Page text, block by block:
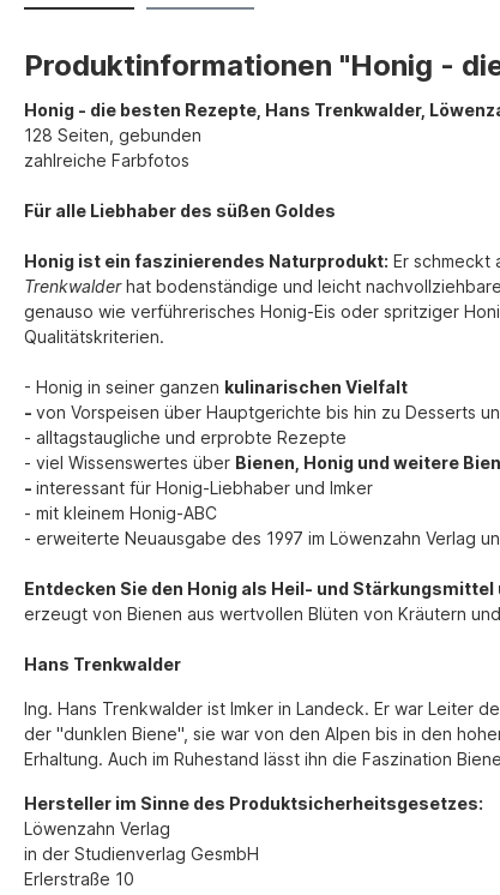
Produktinformationen "Honig -
Honig - die besten Rezepte, Hans Trenkwalder,
128 Seiten, gebunden
zahlreiche Farbfotos
Für alle Liebhaber des süßen Goldes
Honig ist ein faszinierendes Naturprodukt: Er schmeckt
Trenkwalderhat bodenständige und leicht
genauso wie verführerisches Honig-Eis oder spritziger
Qualitätskriterien.
- Honig in seiner ganzen kulinarischen Vielfalt
- von Vorspeisen über Hauptgerichte bis hin zu Desserts
- alltagstaugliche und erprobte Rezepte
- viel Wissenswertes über Bienen, Honig und weitere
- interessant für Honig-Liebhaber und Imker
- mit kleinem Honig-ABC
- erweiterte Neuausgabe des 1997 im Löwenzahn Verlag
Entdecken Sie den Honig als Heil- und
erzeugt von Bienen aus wertvollen Blüten von Kräutern
Hans Trenkwalder
Ing. Hans Trenkwalder ist Imker in Landeck. Er war Leiter
der "dunklen Biene", sie war von den Alpen bis in den
Erhaltung. Auch im Ruhestand lässt ihn die Faszination
Hersteller im Sinne des Produktsicherheitsgesetzes:
Löwenzahn Verlag
in der Studienverlag GesmbH
Erlerstraße 10